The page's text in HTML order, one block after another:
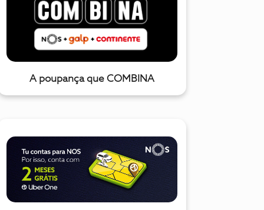
A poupança que COMBINA